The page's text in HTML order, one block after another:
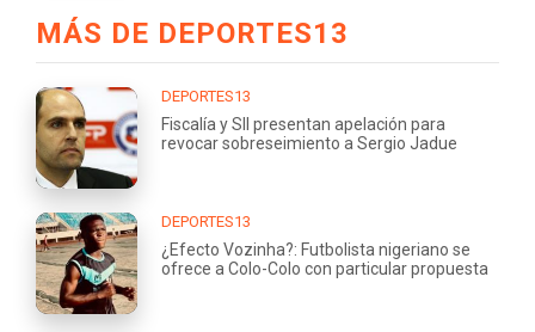
MÁS DE DEPORTES13
DEPORTES13
Fiscalía y SII presentan apelación para
revocar sobreseimiento a Sergio Jadue
DEPORTES13
¿Efecto Vozinha?: Futbolista nigeriano se
ofrece a Colo-Colo con particular propuesta